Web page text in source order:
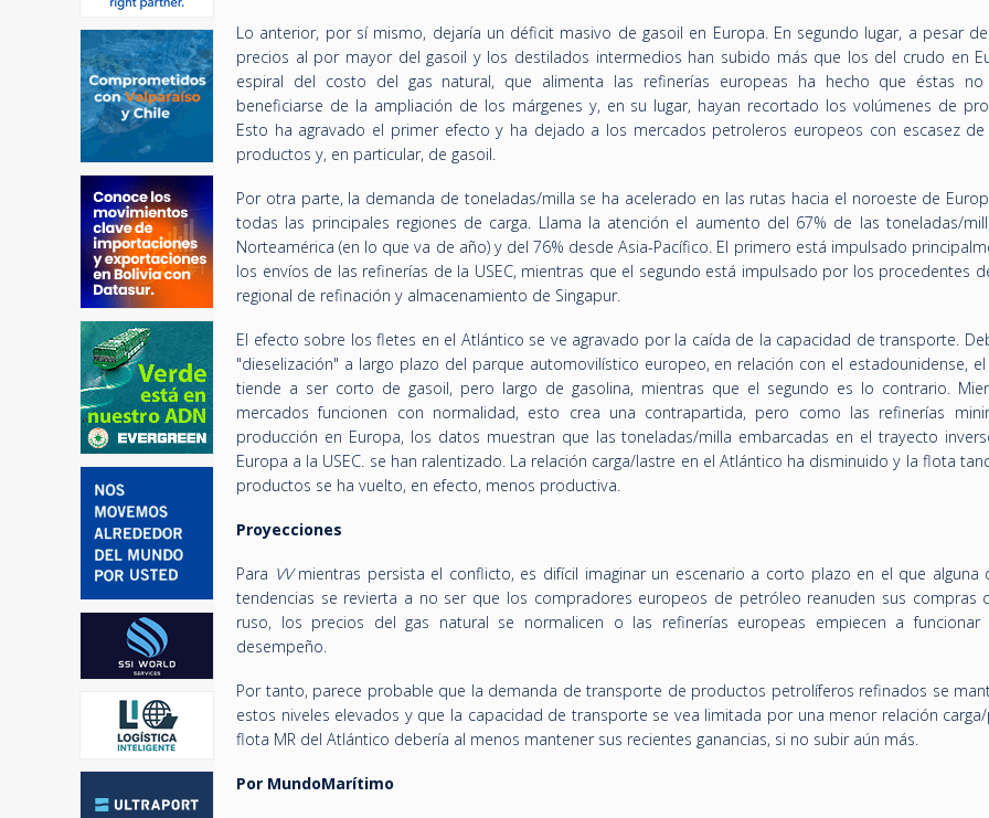
Lo anterior, por sí mismo, dejaría un déficit masivo de gasoil en Europa. En segundo lugar, a pesar
precios al por mayor del gasoil y los destilados intermedios han subido más que los del crudo en
espiral del costo del gas natural, que alimenta las refinerías europeas ha hecho que éstas no
beneficiarse de la ampliación de los márgenes y, en su lugar, hayan recortado los volúmenes de
Esto ha agravado el primer efecto y ha dejado a los mercados petroleros europeos con escasez de
productos y, en particular, de gasoil.
Por otra parte, la demanda de toneladas/milla se ha acelerado en las rutas hacia el noroeste de
todas las principales regiones de carga. Llama la atención el aumento del 67% de las toneladas/
Norteamérica (en lo que va de año) y del 76% desde Asia-Pacífico. El primero está impulsado
los envíos de las refinerías de la USEC, mientras que el segundo está impulsado por los procedentes
regional de refinación y almacenamiento de Singapur.
El efecto sobre los fletes en el Atlántico se ve agravado por la caída de la capacidad de transporte.
"dieselización" a largo plazo del parque automovilístico europeo, en relación con el estadounidense,
tiende a ser corto de gasoil, pero largo de gasolina, mientras que el segundo es lo contrario.
mercados funcionen con normalidad, esto crea una contrapartida, pero como las refinerías
producción en Europa, los datos muestran que las toneladas/milla embarcadas en el trayecto
Europa a la USEC. se han ralentizado. La relación carga/lastre en el Atlántico ha disminuido y la flota
productos se ha vuelto, en efecto, menos productiva.
Proyecciones
Para VVmientras persista el conflicto, es difícil imaginar un escenario a corto plazo en el que alguna
tendencias se revierta a no ser que los compradores europeos de petróleo reanuden sus compras
ruso, los precios del gas natural se normalicen o las refinerías europeas empiecen a funcionar
desempeño.
Por tanto, parece probable que la demanda de transporte de productos petrolíferos refinados se
estos niveles elevados y que la capacidad de transporte se vea limitada por una menor relación
flota MR del Atlántico debería al menos mantener sus recientes ganancias, si no subir aún más.
Por MundoMarítimo